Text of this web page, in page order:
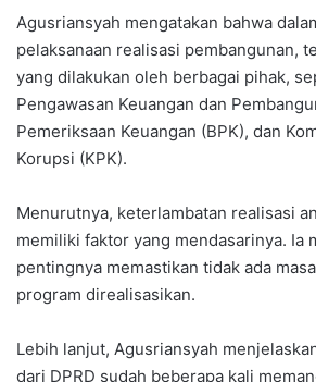
Agusriansyah mengatakan bahwa
pelaksanaan realisasi pembangunan,
yang dilakukan oleh berbagai pihak,
Pengawasan Keuangan dan
Pemeriksaan Keuangan (BPK), dan
Korupsi (KPK).
Menurutnya, keterlambatan realisasi
memiliki faktor yang mendasarinya. Ia
pentingnya memastikan tidak ada
program direalisasikan.
Lebih lanjut, Agusriansyah
dari DPRD sudah beberapa kali